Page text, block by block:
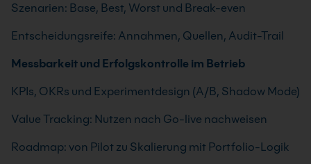
Szenarien: Base, Best, Worst und Break-even
Entscheidungsreife: Annahmen, Quellen, Audit-Trail
Messbarkeit und Erfolgskontrolle im Betrieb
KPIs, OKRs und Experimentdesign (A/B, Shadow Mode)
Value Tracking: Nutzen nach Go-live nachweisen
Roadmap: von Pilot zu Skalierung mit Portfolio-Logik